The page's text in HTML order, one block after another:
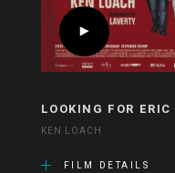
LOOKING FOR ERIC
KEN LOACH
FILM DETAILS